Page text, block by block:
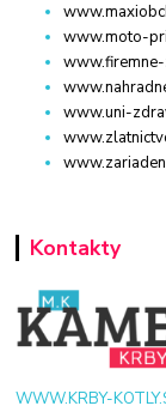
www.moto-
www.uni-
Kontakty
WWW.KRBY-